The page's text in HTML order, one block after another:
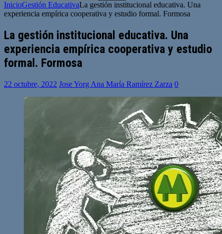
InicioGestión EducativaLa gestión institucional educativa. Una
experiencia empírica cooperativa y estudio formal. Formosa
La gestión institucional educativa. Una
experiencia empírica cooperativa y estudio
formal. Formosa
22 octubre, 2022 Jose Yorg Ana María Ramírez Zarza 0